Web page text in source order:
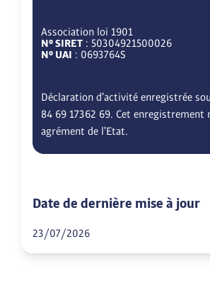
Association loi 1901
N° SIRET : 50304921500026
N° UAI : 0693764S
Déclaration d’activité enregistrée
84 69 17362 69. Cet enregistrement
agrément de l’Etat.
Date de dernière mise à jour
23/07/2026